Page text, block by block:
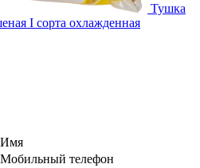
Тушка
I сорта охлажденная
Имя
Мобильный телефон